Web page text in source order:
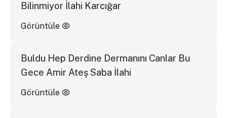
Bilinmiyor İlahi Karcığar
Görüntüle
Buldu Hep Derdine Dermanını Canlar Bu
Gece Amir Ateş Saba İlahi
Görüntüle